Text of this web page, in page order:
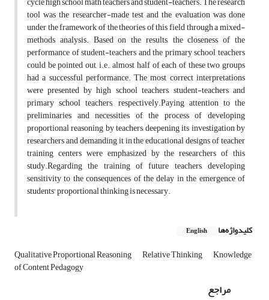
tool was the researcher-made test and the evaluation was done
under the framework of the theories of this field through a mixed-
methods analysis. Based on the results, the closeness of the
performance of student-teachers and the primary school teachers
could be pointed out, i.e., almost half of each of these two groups
had a successful performance. The most correct interpretations
were presented by high school teachers, student-teachers and
primary school teachers, respectively.Paying attention to the
preliminaries and necessities of the process of developing
proportional reasoning by teachers, deepening its investigation by
researchers and demanding it in the educational designs of teacher
training centers were emphasized by the researchers of this
study.Regarding the training of future teachers, developing
sensitivity to the consequences of the delay in the emergence of
students' proportional thinking is necessary.
کلیدواژه‌ها English
Qualitative Proportional Reasoning Relative Thinking Knowledge
of Content Pedagogy
مراجع